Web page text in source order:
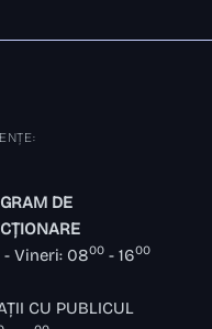
DE
- Vineri: 0800- 1600
CU PUBLICUL